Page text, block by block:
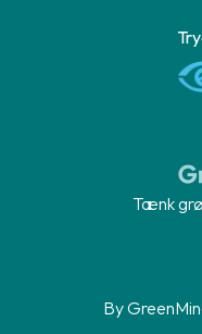
Tænk
By